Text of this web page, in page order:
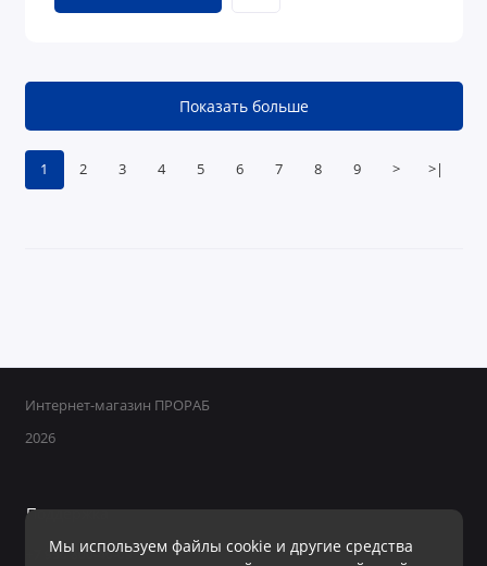
1 2 3 4 5 6 7 8 9 > >|
Показать больше
Мы используем файлы cookie и другие средства
Интернет-магазин ПРОРАБ
2026
Поддержка
+7 950 800-40-09